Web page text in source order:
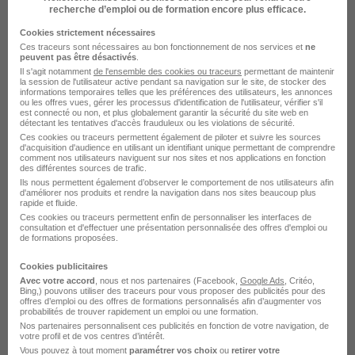
Emploi Formateur levage
Entreprise Formateur levage
DÉPOSEZ VOTRE CV
Rendez votre CV accessible à l’ensemble des
Rendre mon CV visible
recherche d’emploi ou de formation encore plus efficace.
Cookies strictement nécessaires
Ces traceurs sont nécessaires au bon fonctionnement de nos services et ne
peuvent pas être désactivés
Il s'agit notamment de l'ensemble des cookies ou traceurs permettant de maintenir
la session de l'utilisateur active pendant sa navigation sur le site, de stocker des
informations temporaires telles que les préférences des utilisateurs, les annonces
ou les offres vues, gérer les processus d'identification de l'utilisateur, vérifier s'il
est connecté ou non, et plus globalement garantir la sécurité du site web en
détectant les tentatives d'accès frauduleux ou les violations de sécurité.
Ces cookies ou traceurs permettent également de piloter et suivre les sources
d'acquisition d'audience en utilisant un identifiant unique permettant de comprendre
comment nos utilisateurs naviguent sur nos sites et nos applications en fonction
des différentes sources de trafic.
Ils nous permettent également d’observer le comportement de nos utilisateurs afin
d'améliorer nos produits et rendre la navigation dans nos sites beaucoup plus
rapide et fluide.
Ces cookies ou traceurs permettent enfin de personnaliser les interfaces de
consultation et d'effectuer une présentation personnalisée des offres d'emploi ou
de formations proposées.
Cookies publicitaires
Avec votre accord , nous et nos partenaires (Facebook, Google Ads , Critéo,
Bing,) pouvons utiliser des traceurs pour vous proposer des publicités pour des
offres d’emploi ou des offres de formations personnalisés afin d’augmenter vos
probabilités de trouver rapidement un emploi ou une formation.
Nos partenaires personnalisent ces publicités en fonction de votre navigation, de
votre profil et de vos centres d’intérêt.
Vous pouvez à tout moment paramétrer vos choix ou retirer votre